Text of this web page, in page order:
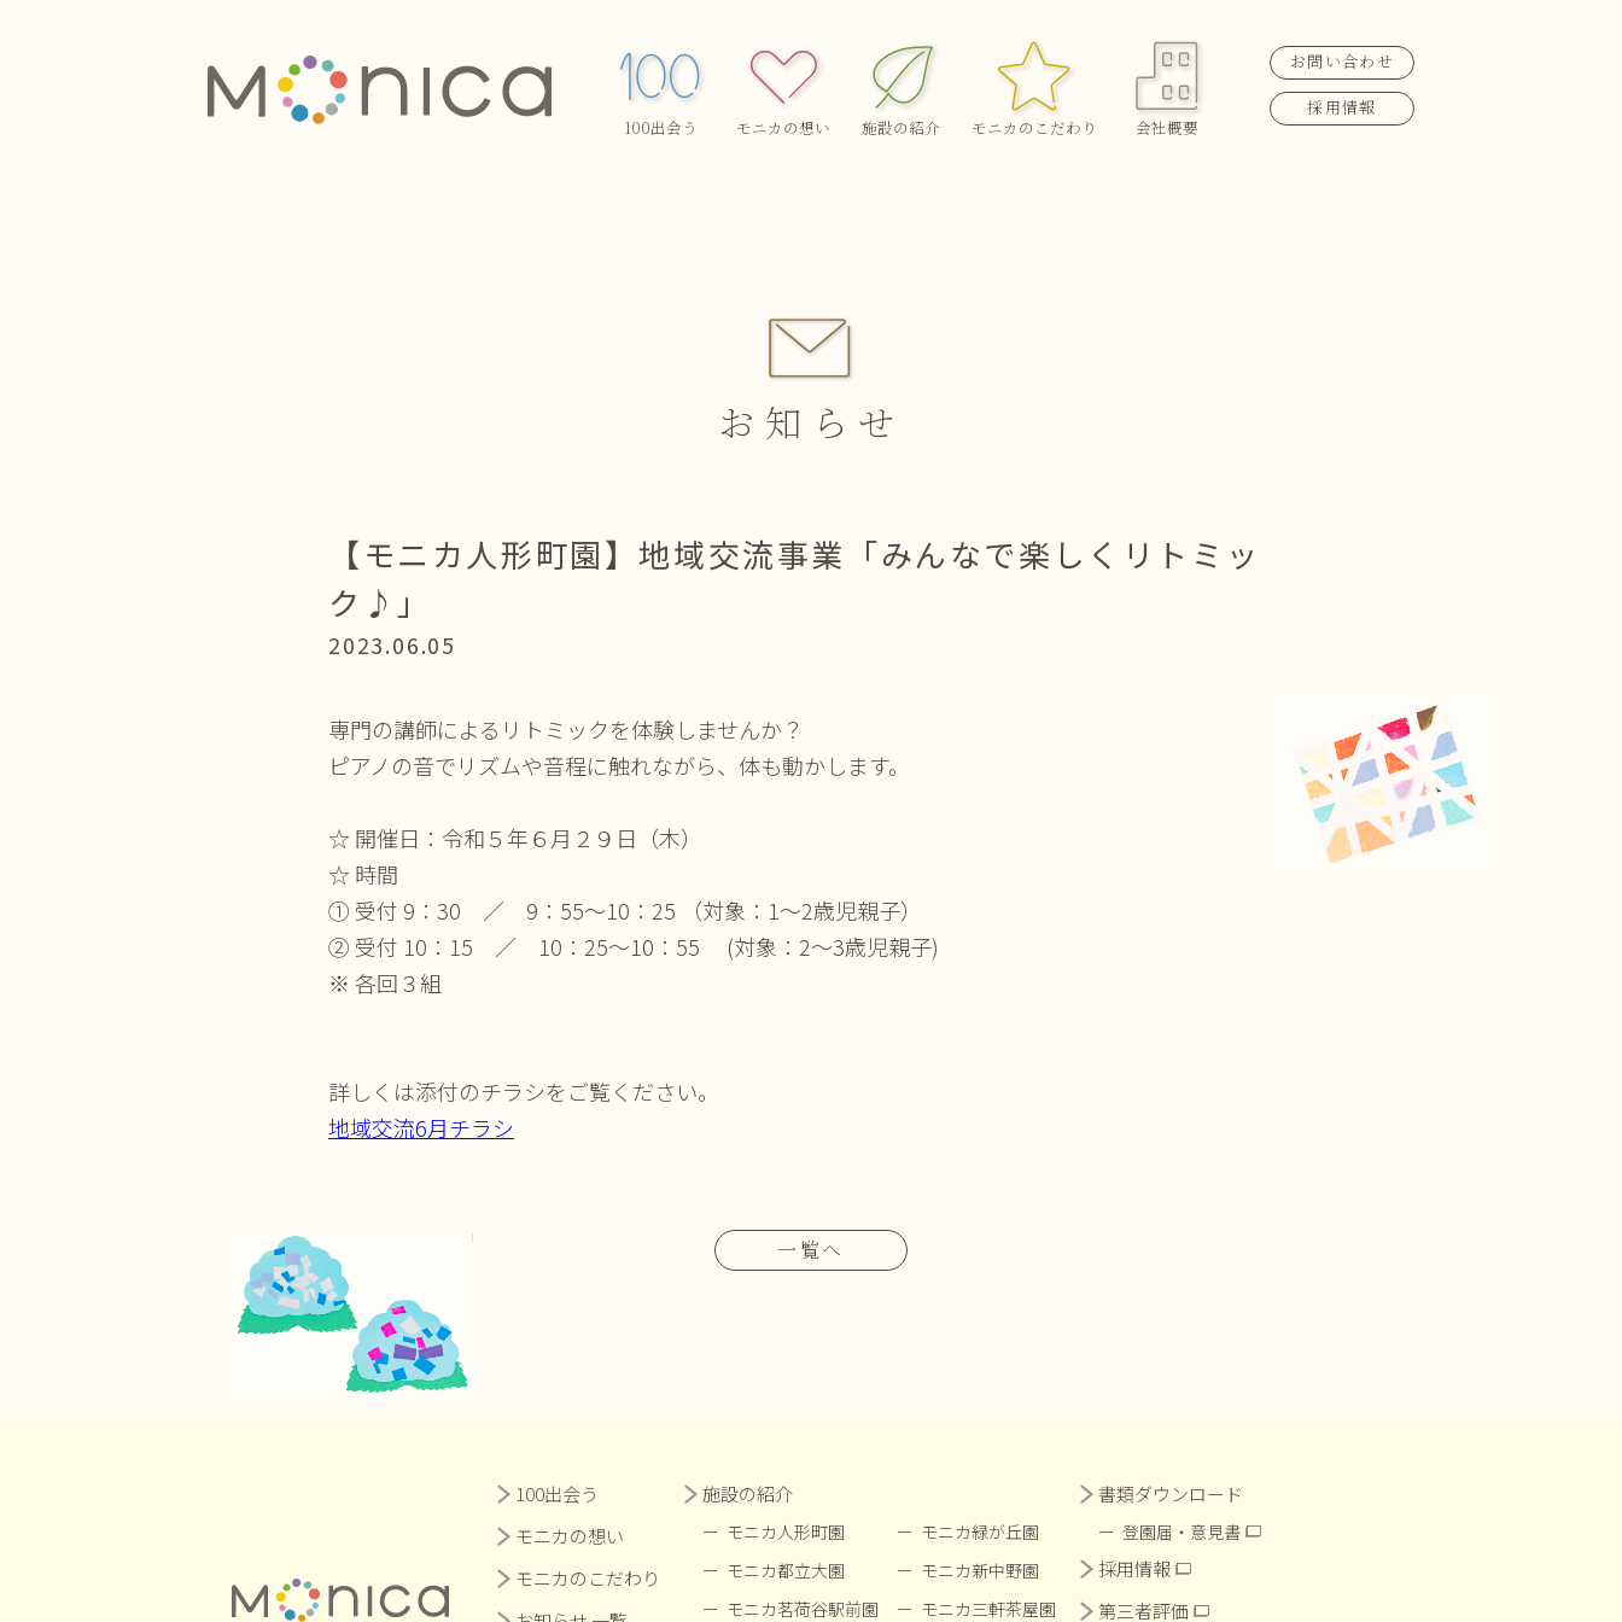
100出会う モニカの想い 施設の紹介 モニカのこだわり 会社概要
お問い合わせ
採用情報
お知らせ
【モニカ人形町園】地域交流事業「みんなで楽しくリトミッ
ク♪」
2023.06.05
専門の講師によるリトミックを体験しませんか？
ピアノの音でリズムや音程に触れながら、体も動かします。
☆ 開催日：令和５年６月２９日（木）
☆ 時間
① 受付 9：30 ／ 9：55～10：25 （対象：1～2歳児親子）
② 受付 10：15 ／ 10：25～10：55 (対象：2～3歳児親子)
※ 各回３組
詳しくは添付のチラシをご覧ください。
地域交流6月チラシ
一覧へ
100出会う
モニカの想い
モニカのこだわり
施設の紹介
モニカ人形町園
モニカ都立大園
モニカ茗荷谷駅前園
モニカ緑が丘園
モニカ新中野園
モニカ三軒茶屋園
書類ダウンロード
登園届・意見書
採用情報
第三者評価